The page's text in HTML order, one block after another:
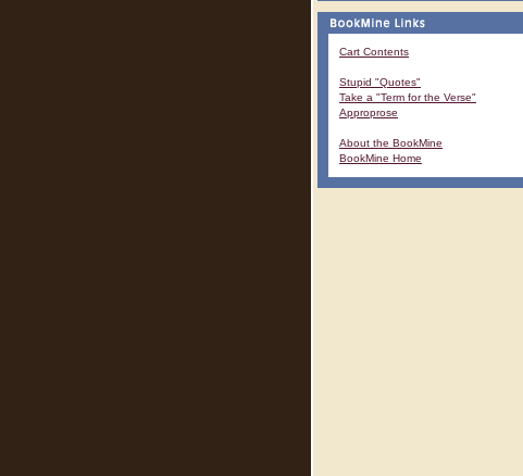
Cart Contents
Stupid "Quotes"
Take a "Term for the Verse"
Approprose
About the BookMine
BookMine Home